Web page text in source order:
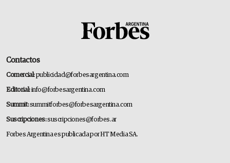
Contactos
Comercial:publicidad@forbesargentina.com
Editorial:info@forbesargentina.com
Summit:summitforbes@forbesargentina.com
Suscripciones:suscripciones@forbes.ar
Forbes Argentina es publicada por HT Media SA.